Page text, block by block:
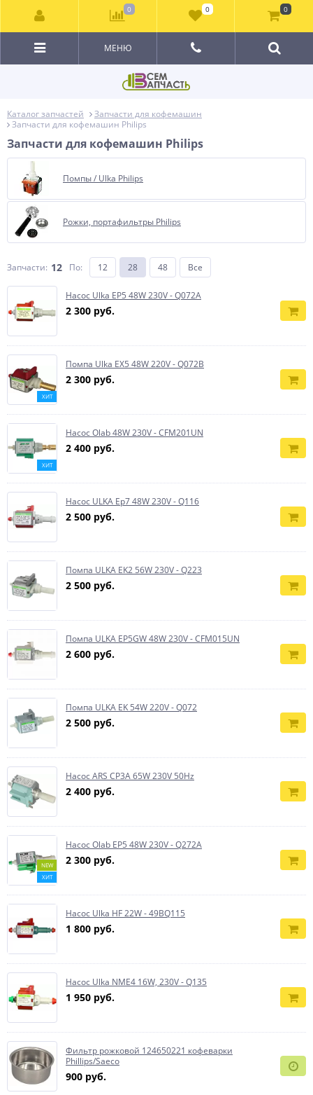
МЕНЮ
Каталог запчастей
Запчасти для кофемашин
Запчасти для кофемашин Philips
Запчасти для кофемашин Philips
Помпы / Ulka Philips
Рожки, портафильтры Philips
Запчасти: 12 По: 12 28 48 Все
Насос Ulka EP5 48W 230V - Q072A
2 300 руб.
ХИТ
Помпа Ulka EX5 48W 220V - Q072B
2 300 руб.
ХИТ
Насос Olab 48W 230V - CFM201UN
2 400 руб.
Насос ULKA Ep7 48W 230V - Q116
2 500 руб.
Помпа ULKA EK2 56W 230V - Q223
2 500 руб.
Помпа ULKA EP5GW 48W 230V - CFM015UN
2 600 руб.
Помпа ULKA EK 54W 220V - Q072
2 500 руб.
Насос ARS CP3A 65W 230V 50Hz
2 400 руб.
NEW
ХИТ
Насос Olab EP5 48W 230V - Q272A
2 300 руб.
Насос Ulka HF 22W - 49BQ115
1 800 руб.
Насос Ulka NME4 16W, 230V - Q135
1 950 руб.
Фильтр рожковой 124650221 кофеварки
Phillips/Saeco
900 руб.
0 0 0